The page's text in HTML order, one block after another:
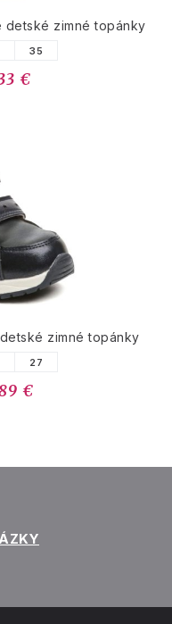
detské zimné topánky
35
€
zimné topánky
27
€